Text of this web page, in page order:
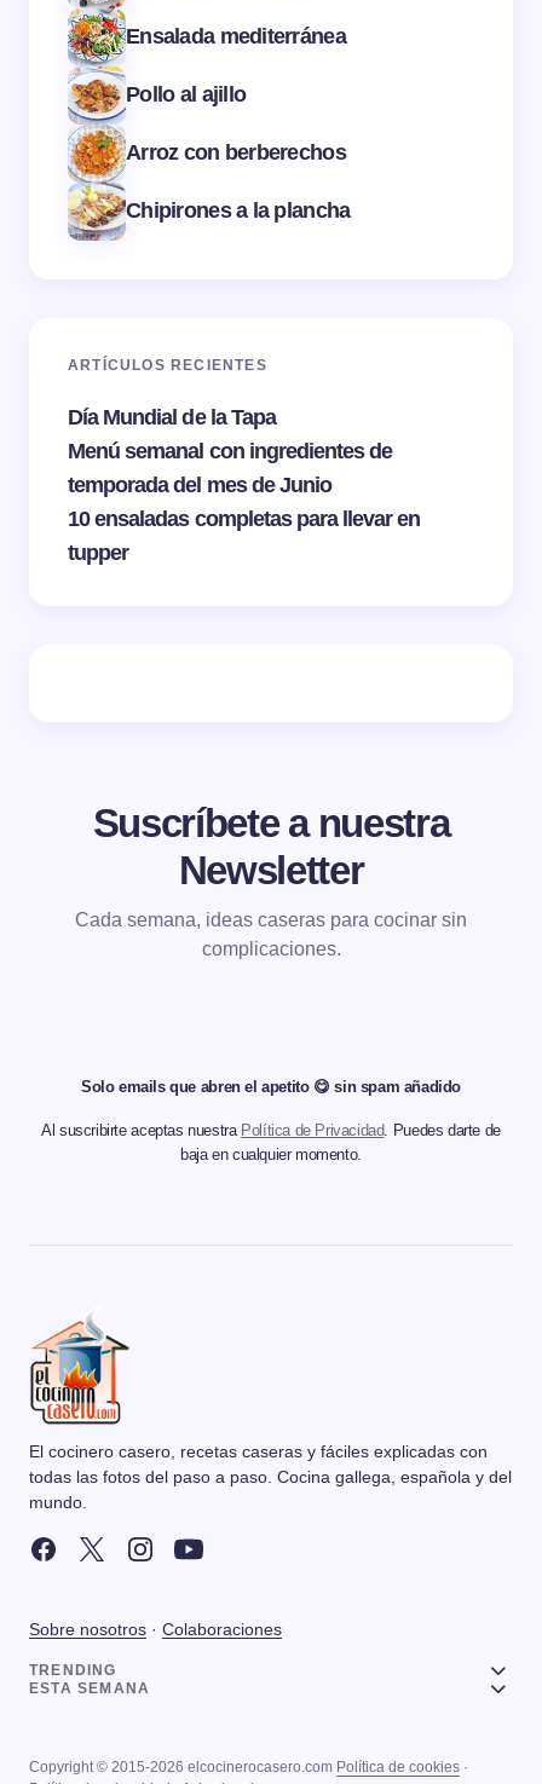
Ensalada mediterránea
Pollo al ajillo
Arroz con berberechos
Chipirones a la plancha
ARTÍCULOS RECIENTES
Día Mundial de la Tapa
Menú semanal con ingredientes de
temporada del mes de Junio
10 ensaladas completas para llevar en
tupper
Suscríbete a nuestra
Newsletter
Cada semana, ideas caseras para cocinar sin
complicaciones.
Solo emails que abren el apetito 😋 sin spam añadido
Al suscribirte aceptas nuestra Política de Privacidad. Puedes darte de
baja en cualquier momento.
El cocinero casero, recetas caseras y fáciles explicadas con
todas las fotos del paso a paso. Cocina gallega, española y del
mundo.
Sobre nosotros · Colaboraciones
TRENDING
ESTA SEMANA
Copyright © 2015-2026 elcocinerocasero.com Política de cookies ·